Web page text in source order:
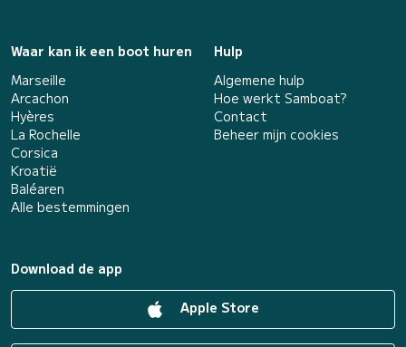
Waar kan ik een boot huren
Marseille
Arcachon
Hyères
La Rochelle
Corsica
Kroatië
Baléaren
Alle bestemmingen
Hulp
Algemene hulp
Hoe werkt Samboat?
Contact
Beheer mijn cookies
Download de app
Apple Store